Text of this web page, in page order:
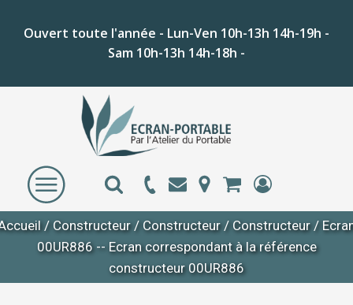
Ouvert toute l'année - Lun-Ven 10h-13h 14h-19h -
Sam 10h-13h 14h-18h -
/ Constructeur / Constructeur / Constructeur /
00UR886 -- Ecran correspondant à la référence
constructeur 00UR886